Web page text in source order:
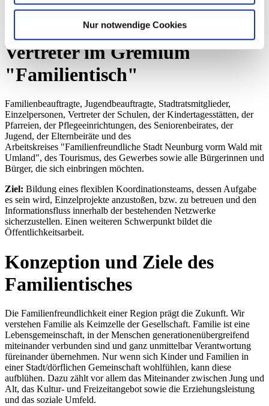
Nur notwendige Cookies
Einladung Gründung Familientisch Neunburg 23.04.2012
Informationen zum Familientisch Neunburg v.W. - Stadt und Land
Vertreter im Gremium
"Familientisch"
Familienbeauftragte, Jugendbeauftragte, Stadtratsmitglieder,
Einzelpersonen, Vertreter der Schulen, der Kindertagesstätten, der
Pfarreien, der Pflegeeinrichtungen, des Seniorenbeirates, der
Jugend, der Elternbeiräte und des
Arbeitskreises "Familienfreundliche Stadt Neunburg vorm Wald mit
Umland", des Tourismus, des Gewerbes sowie alle Bürgerinnen und
Bürger, die sich einbringen möchten.
Ziel: Bildung eines flexiblen Koordinationsteams, dessen Aufgabe
es sein wird, Einzelprojekte anzustoßen, bzw. zu betreuen und den
Informationsfluss innerhalb der bestehenden Netzwerke
sicherzustellen. Einen weiteren Schwerpunkt bildet die
Öffentlichkeitsarbeit.
Konzeption und Ziele des
Familientisches
Die Familienfreundlichkeit einer Region prägt die Zukunft. Wir
verstehen Familie als Keimzelle der Gesellschaft. Familie ist eine
Lebensgemeinschaft, in der Menschen generationenübergreifend
miteinander verbunden sind und ganz unmittelbar Verantwortung
füreinander übernehmen. Nur wenn sich Kinder und Familien in
einer Stadt/dörflichen Gemeinschaft wohlfühlen, kann diese
aufblühen. Dazu zählt vor allem das Miteinander zwischen Jung und
Alt, das Kultur- und Freizeitangebot sowie die Erziehungsleistung
und das soziale Umfeld.